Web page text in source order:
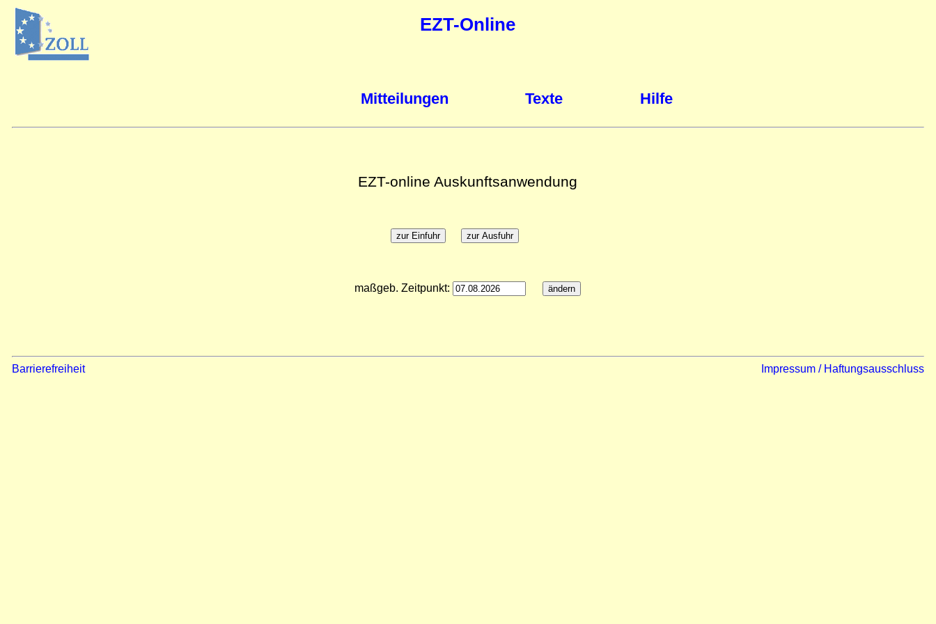
EZT-Online
Mitteilungen Texte Hilfe
EZT-online Auskunftsanwendung
maßgeb. Zeitpunkt:
Barrierefreiheit Impressum / Haftungsausschluss